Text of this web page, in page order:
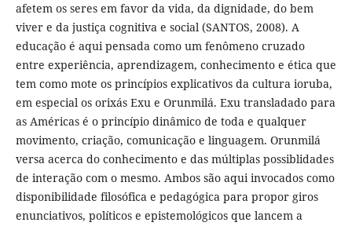
afetem os seres em favor da vida, da dignidade, do bem
viver e da justiça cognitiva e social (SANTOS, 2008). A
educação é aqui pensada como um fenômeno cruzado
entre experiência, aprendizagem, conhecimento e ética que
tem como mote os princípios explicativos da cultura ioruba,
em especial os orixás Exu e Orunmilá. Exu transladado para
as Américas é o princípio dinâmico de toda e qualquer
movimento, criação, comunicação e linguagem. Orunmilá
versa acerca do conhecimento e das múltiplas possiblidades
de interação com o mesmo. Ambos são aqui invocados como
disponibilidade filosófica e pedagógica para propor giros
enunciativos, políticos e epistemológicos que lancem a